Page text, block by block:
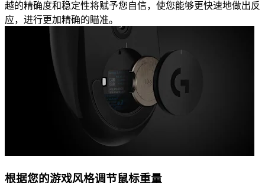
越的精确度和稳定性将赋予您自信，使您能够更快速地做出反
应，进行更加精确的瞄准。
根据您的游戏风格调节鼠标重量